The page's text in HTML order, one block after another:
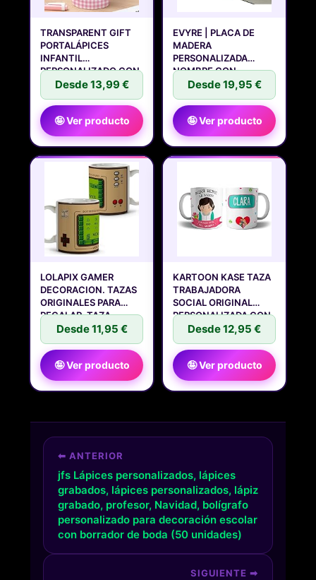
TRANSPARENT GIFT
PORTALÁPICES
INFANTIL
PERSONALIZADO CON
NOMBRE
Desde 13,99 €
🤪 Ver producto
EVYRE | PLACA DE
MADERA
PERSONALIZADA
NOMBRE CON
BOLÍGRAFO |
Desde 19,95 €
🤪 Ver producto
LOLAPIX GAMER
DECORACION. TAZAS
ORIGINALES PARA
REGALAR. TAZA
Desde 11,95 €
🤪 Ver producto
KARTOON KASE TAZA
TRABAJADORA
SOCIAL ORIGINAL
PERSONALIZADA CON
Desde 12,95 €
🤪 Ver producto
⬅ ANTERIOR
jfs Lápices personalizados, lápices
grabados, lápices personalizados, lápiz
grabado, profesor, Navidad, bolígrafo
personalizado para decoración escolar
con borrador de boda (50 unidades)
SIGUIENTE ➡